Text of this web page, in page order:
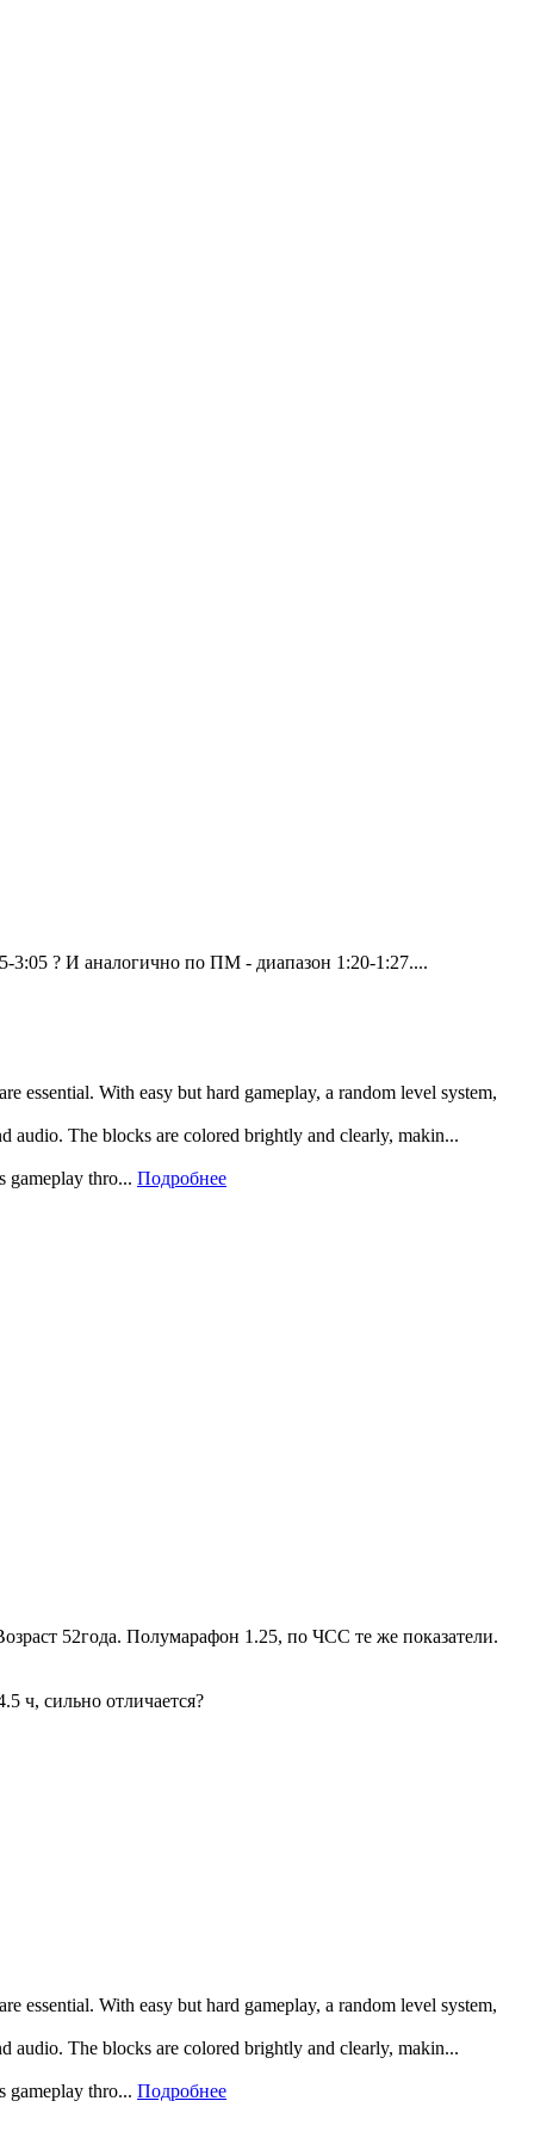
3:05 ? И аналогично по ПМ - диапазон 1:20-1:27....
essential. With easy but hard gameplay, a random level system,
audio. The blocks are colored brightly and clearly, makin...
gameplay thro... Подробнее
52года. Полумарафон 1.25, по ЧСС те же показатели.
ч, сильно отличается?
essential. With easy but hard gameplay, a random level system,
audio. The blocks are colored brightly and clearly, makin...
gameplay thro... Подробнее